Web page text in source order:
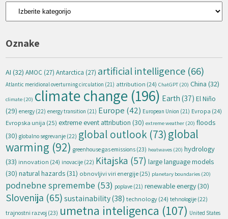
Kategorije
Oznake
AI (32) AMOC (27) Antarctica (27) artificial intelligence (66)
Atlantic meridional overturning circulation (21) attribution (24) ChatGPT (20) China (32)
climate (20) climate change (196) Earth (37) El Niño
(29) energy (22) energy transition (21) Europe (42) European Union (21) Evropa (24)
Evropska unija (25) extreme event attribution (30) extreme weather (20) floods
(30) globalno segrevanje (22) global outlook (73)global
warming (92) greenhouse gas emissions (23) heatwaves (20) hydrology
(33) innovation (24) inovacije (22) Kitajska (57) large language models
(30) natural hazards (31) obnovljivi viri energije(25) planetary boundaries (20)
podnebne spremembe (53) poplave (21) renewable energy (30)
Slovenija (65) sustainability(38) technology(24) tehnologije (22)
trajnostni razvoj (23) umetna inteligenca (107) United States